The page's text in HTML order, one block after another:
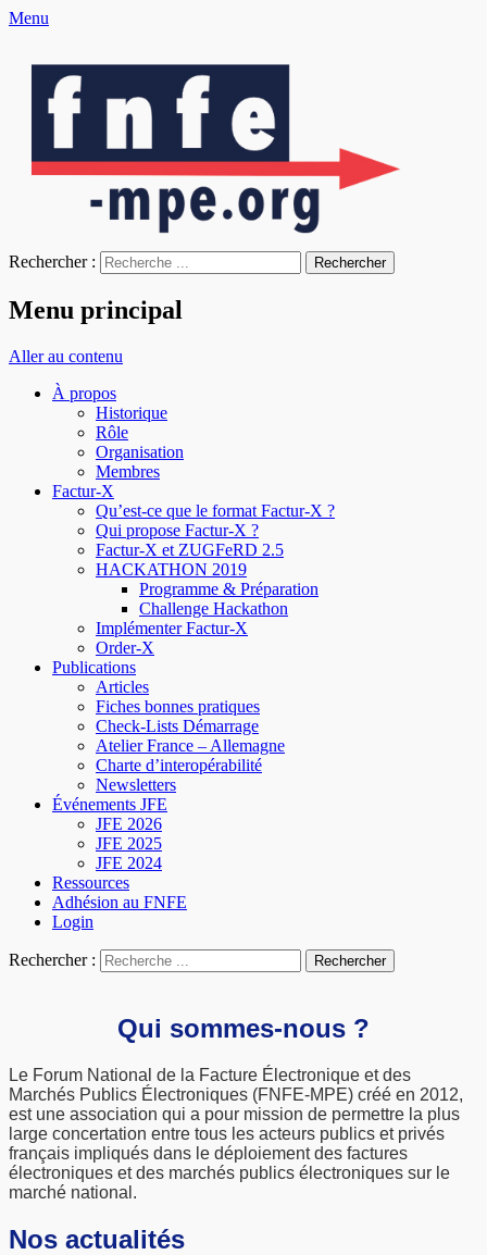
Menu
L'envol de la facture électronique
Rechercher :
Menu principal
Aller au contenu
À propos
Historique
Rôle
Organisation
Membres
Factur-X
Qu’est-ce que le format Factur-X ?
Qui propose Factur-X ?
Factur-X et ZUGFeRD 2.5
HACKATHON 2019
Programme & Préparation
Challenge Hackathon
Implémenter Factur-X
Order-X
Publications
Articles
Fiches bonnes pratiques
Check-Lists Démarrage
Atelier France – Allemagne
Charte d’interopérabilité
Newsletters
Événements JFE
JFE 2026
JFE 2025
JFE 2024
Ressources
Adhésion au FNFE
Login
Rechercher :
Qui sommes-nous ?
Le Forum National de la Facture Électronique et des
Marchés Publics Électroniques (FNFE-MPE) créé en 2012,
est une association qui a pour mission de permettre la plus
large concertation entre tous les acteurs publics et privés
français impliqués dans le déploiement des factures
électroniques et des marchés publics électroniques sur le
marché national.
Nos actualités